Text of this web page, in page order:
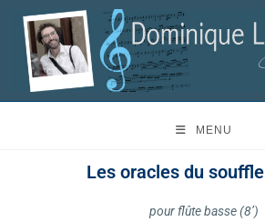
MENU
Les oracles du souffle
pour flûte basse (8’)